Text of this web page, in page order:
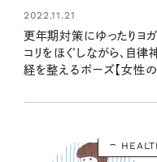
2022.11.21
更年期対策にゆったりヨガ
コリをほぐしながら、自律
経を整えるポーズ【女性